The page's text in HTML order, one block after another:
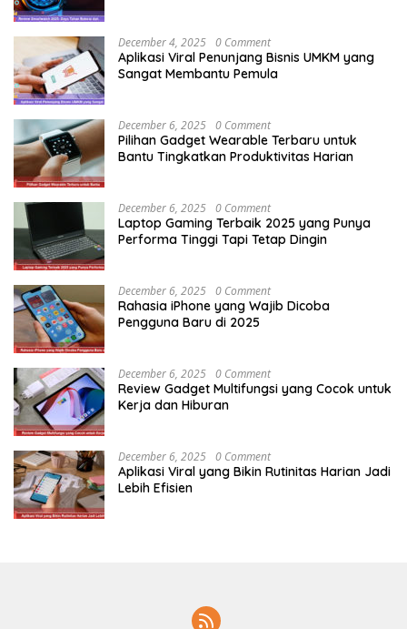
December 4, 2025 0 Comment
Aplikasi Viral Penunjang Bisnis UMKM yang
Sangat Membantu Pemula
December 6, 2025 0 Comment
Pilihan Gadget Wearable Terbaru untuk
Bantu Tingkatkan Produktivitas Harian
December 6, 2025 0 Comment
Laptop Gaming Terbaik 2025 yang Punya
Performa Tinggi Tapi Tetap Dingin
December 6, 2025 0 Comment
Rahasia iPhone yang Wajib Dicoba
Pengguna Baru di 2025
December 6, 2025 0 Comment
Review Gadget Multifungsi yang Cocok untuk
Kerja dan Hiburan
December 6, 2025 0 Comment
Aplikasi Viral yang Bikin Rutinitas Harian Jadi
Lebih Efisien